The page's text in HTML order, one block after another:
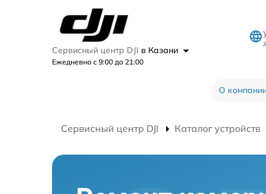
Сервисный центр DJI в Казани
Ежедневно с 9:00 до 21:00
О
Сервисный центр DJI Каталог устройств